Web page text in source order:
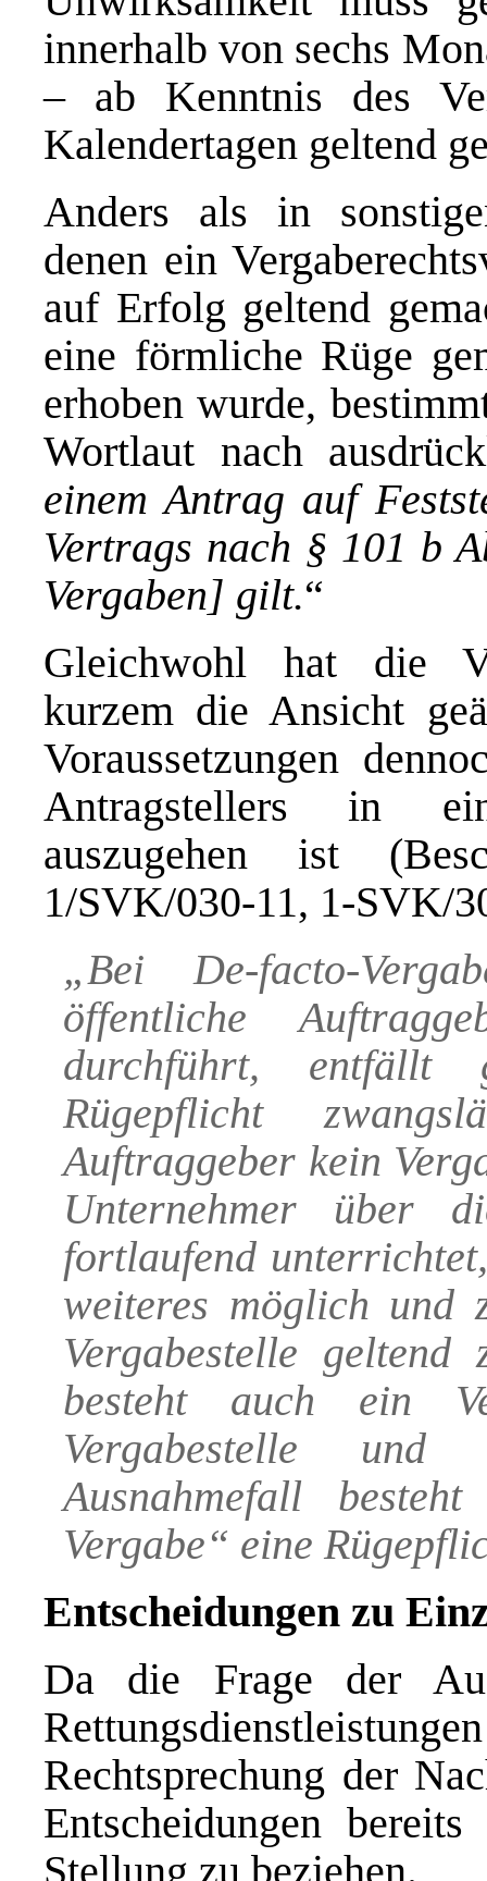
innerhalb von sechs
– ab Kenntnis des
Kalendertagen geltend
Anders als in
denen ein
auf Erfolg geltend
eine förmliche Rüge
erhoben wurde,
Wortlaut nach
einem Antrag auf
Vertrags nach § 101 b
Vergaben] gilt.“
Gleichwohl hat die
kurzem die Ansicht
Voraussetzungen
Antragstellers in
auszugehen ist
1/SVK/030-11, 1-SVK/
„Bei De-facto-
öffentliche
durchführt, entfällt
Rügepflicht
Auftraggeber kein
Unternehmer über
fortlaufend
weiteres möglich und
Vergabestelle
besteht auch ein
Vergabestelle und
Ausnahmefall
Vergabe“ eine
Entscheidungen zu
Da die Frage der
Rechtsprechung der
Entscheidungen
Stellung zu beziehen.